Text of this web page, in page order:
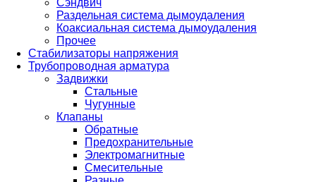
Раздельная система дымоудаления
Коаксиальная система дымоудаления
Прочее
Стабилизаторы напряжения
Трубопроводная арматура
Задвижки
Стальные
Чугунные
Клапаны
Обратные
Предохранительные
Электромагнитные
Смесительные